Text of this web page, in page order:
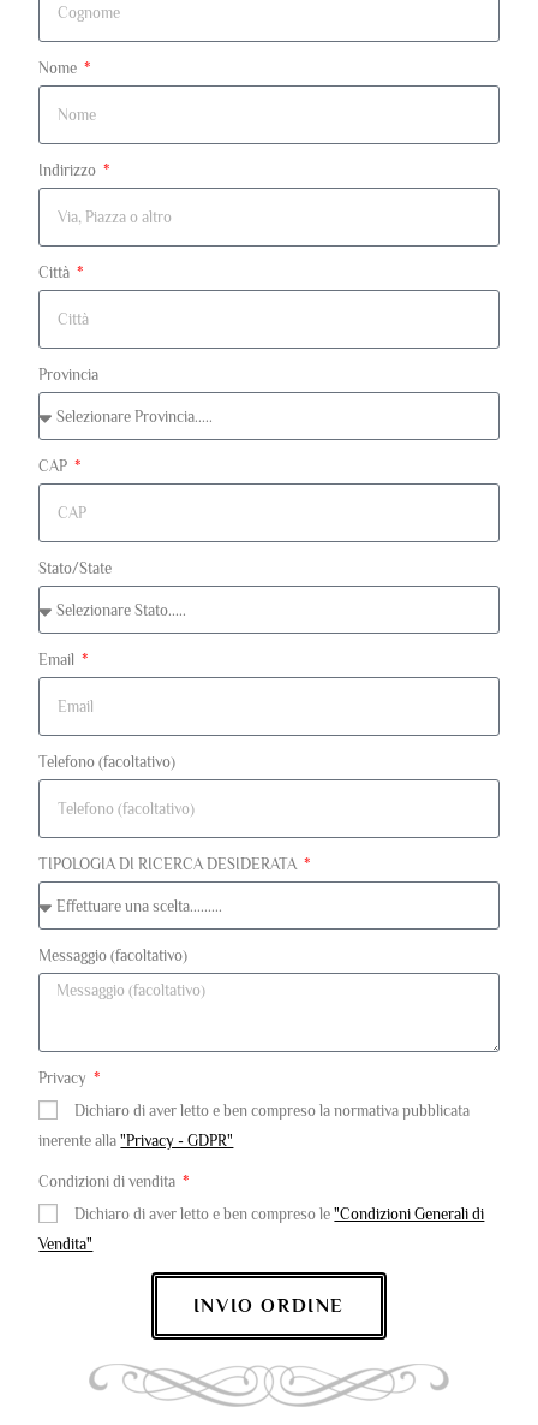
Nome
Indirizzo
Città
Provincia
CAP
Stato/State
Email
Telefono (facoltativo)
TIPOLOGIA DI RICERCA DESIDERATA
Messaggio (facoltativo)
Privacy
Dichiaro di aver letto e ben compreso la normativa pubblicata
inerente alla"Privacy - GDPR"
Condizioni di vendita
Dichiaro di aver letto e ben compreso le"Condizioni Generali di
Vendita"
INVIO ORDINE